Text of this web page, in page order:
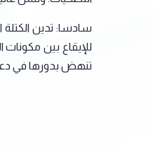
سادسا: تدين الكتلة
للإيقاع بين
تنهض بدورها في